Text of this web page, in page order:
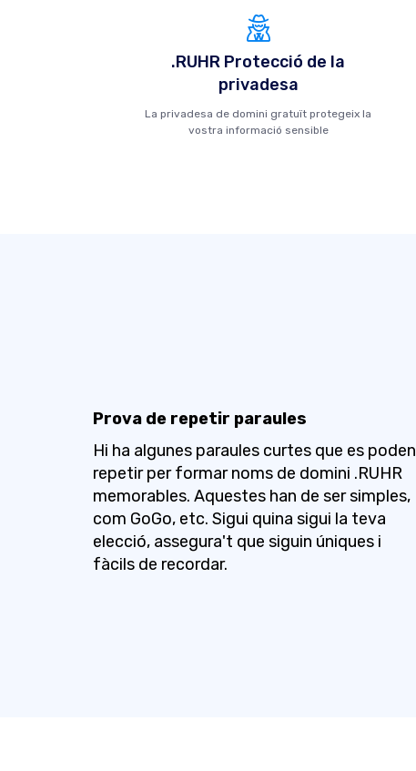
.RUHR Protecció de la
privadesa
La privadesa de domini gratuït protegeix la
vostra informació sensible
Prova de repetir paraules
Hi ha algunes paraules curtes que es poden
repetir per formar noms de domini .RUHR
memorables. Aquestes han de ser simples,
com GoGo, etc. Sigui quina sigui la teva
elecció, assegura't que siguin úniques i
fàcils de recordar.